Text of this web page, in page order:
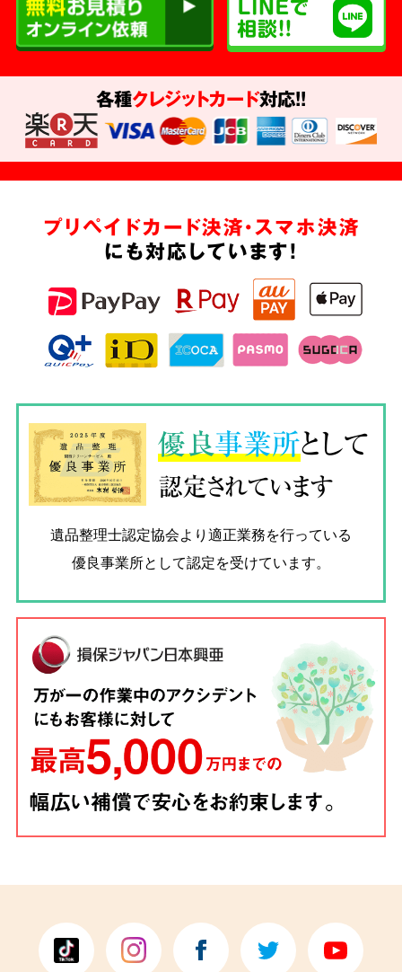
各種クレジットカード対応!!
プリペイドカード決済・スマホ決済
にも対応しています!
優良事業所として
認定されています
遺品整理士認定協会より適正業務を行っている
優良事業所として認定を受けています。